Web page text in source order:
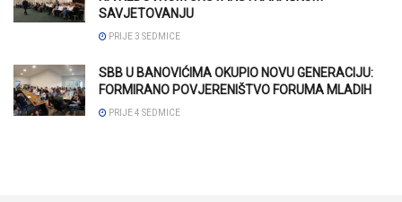
SAVJETOVANJU
PRIJE 3 SEDMICE
SBB U BANOVIĆIMA OKUPIO NOVU GENERACIJU:
FORMIRANO POVJERENIŠTVO FORUMA MLADIH
PRIJE 4 SEDMICE